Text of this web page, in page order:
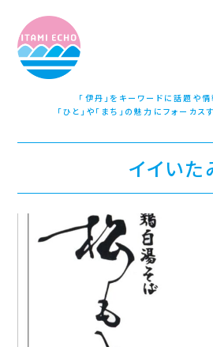
「伊丹」をキーワードに話題や
「ひと」や「まち」の魅力にフォーカ
イイいた